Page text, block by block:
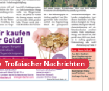
Trofaiacher Nachrichten